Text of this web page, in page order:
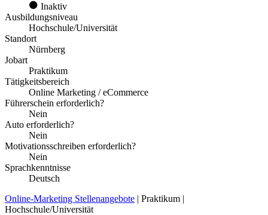
Inaktiv
Ausbildungsniveau
Hochschule/Universität
Standort
Nürnberg
Jobart
Praktikum
Tätigkeitsbereich
Online Marketing / eCommerce
Führerschein erforderlich?
Nein
Auto erforderlich?
Nein
Motivationsschreiben erforderlich?
Nein
Sprachkenntnisse
Deutsch
Online-Marketing Stellenangebote | Praktikum |
Hochschule/Universität